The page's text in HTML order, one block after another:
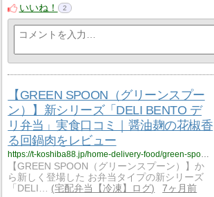
いいね！
2
【GREEN SPOON（グリーンスプー
ン）】新シリーズ「DELI BENTO デ
リ弁当」実食口コミ｜醤油麹の花椒香
る回鍋肉をレビュー
【GREEN SPOON（グリーンスプーン）】か
ら新しく登場した お弁当タイプの新シリーズ
「DELI…
宅配弁当【冷凍】ログ
7ヶ月前